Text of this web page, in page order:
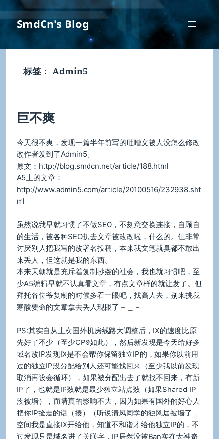
SmdCn's Blog
挂件
标签： Admin5
巨不爽
今天很不爽，发现一篇半年前写的吐嘈文被人没怎么修改
改作者发到了Admin5。
原文：http://blog.smdcn.net/article/188.html
A5上的文章：
http://www.admin5.com/article/20100516/232938.sht
ml
虽然说我早就习惯了不做SEO，不刻意交换连接，自顾自
的生活，被各种SEO扒去文章被改改啦，什么的。但非常
讨厌别人把我写的改署名投稿，本来我文笔就臭都不敢出
来丢人，但这就是我的东西。
本来天朝就是充斥着复制抄袭的社会，我也就习惯吧，至
少A5编辑早就不认真看文章，有点文章样的就让发了。但
拜托各位爷复制的时候多看一眼吧，找高人去，别来挑我
寒酸要命的文章拿去丢人现眼了－＿－
PS:其实自从上次国外机房线路大调整后，IX的速度比原
先好了不少（至少CP9如此），然后新发现是今天给好多
域名改IP发现IX是不会帮你保留独立IP的，如果你以前用
过的独立IP没分配给别人还可能找回来（至少我以前发现
取消再设会循环），如果被分配出去了就找不回来，有新
IP了，也就是IP数就是最少独立站点数（如果Shared IP
没被墙），而墙真的影响不大，因为如果有国外的好心人
把你IP捡走的话（揍）（听说清风同学的独风居被墙了，
空间我是直接IX开给他，知道不和谐才给他独立IP的，不
过发现只是域名进了关联字，IP居然没被Ban实在太神奇